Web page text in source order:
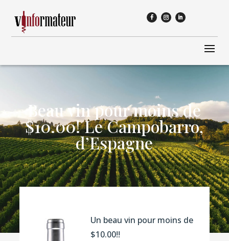
Beau vin pour moins de
$10.00! Le Campobarro,
d’Espagne
Un beau vin pour moins de
$10.00!!